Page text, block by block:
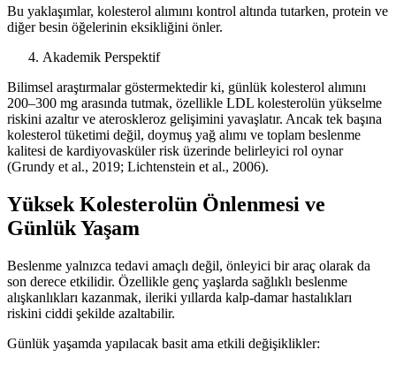
Bu yaklaşımlar, kolesterol alımını kontrol altında tutarken, protein ve
diğer besin öğelerinin eksikliğini önler.
Akademik Perspektif
Bilimsel araştırmalar göstermektedir ki, günlük kolesterol alımını
200–300 mg arasında tutmak, özellikle LDL kolesterolün yükselme
riskini azaltır ve ateroskleroz gelişimini yavaşlatır. Ancak tek başına
kolesterol tüketimi değil, doymuş yağ alımı ve toplam beslenme
kalitesi de kardiyovasküler risk üzerinde belirleyici rol oynar
(Grundy et al., 2019; Lichtenstein et al., 2006).
Yüksek Kolesterolün Önlenmesi ve
Günlük Yaşam
Beslenme yalnızca tedavi amaçlı değil, önleyici bir araç olarak da
son derece etkilidir. Özellikle genç yaşlarda sağlıklı beslenme
alışkanlıkları kazanmak, ileriki yıllarda kalp-damar hastalıkları
riskini ciddi şekilde azaltabilir.
Günlük yaşamda yapılacak basit ama etkili değişiklikler: